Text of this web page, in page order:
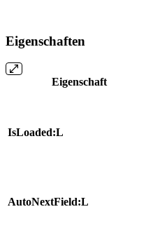
Eigenschaften
Eigenschaft
IsLoaded:L
AutoNextField:L